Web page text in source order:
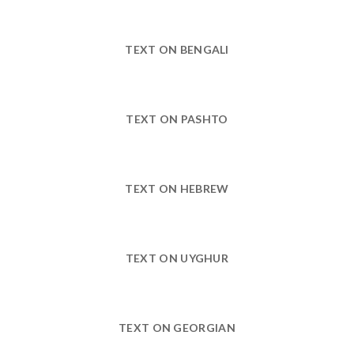
TEXT ON BENGALI
TEXT ON PASHTO
TEXT ON HEBREW
TEXT ON UYGHUR
TEXT ON GEORGIAN